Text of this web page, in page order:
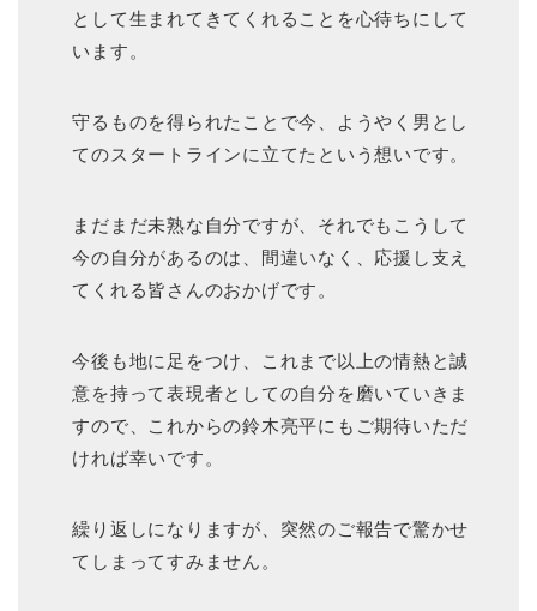
として生まれてきてくれることを心待ちにして
います。
守るものを得られたことで今、ようやく男とし
てのスタートラインに立てたという想いです。
まだまだ未熟な自分ですが、それでもこうして
今の自分があるのは、間違いなく、応援し支え
てくれる皆さんのおかげです。
今後も地に足をつけ、これまで以上の情熱と誠
意を持って表現者としての自分を磨いていきま
すので、これからの鈴木亮平にもご期待いただ
ければ幸いです。
繰り返しになりますが、突然のご報告で驚かせ
てしまってすみません。